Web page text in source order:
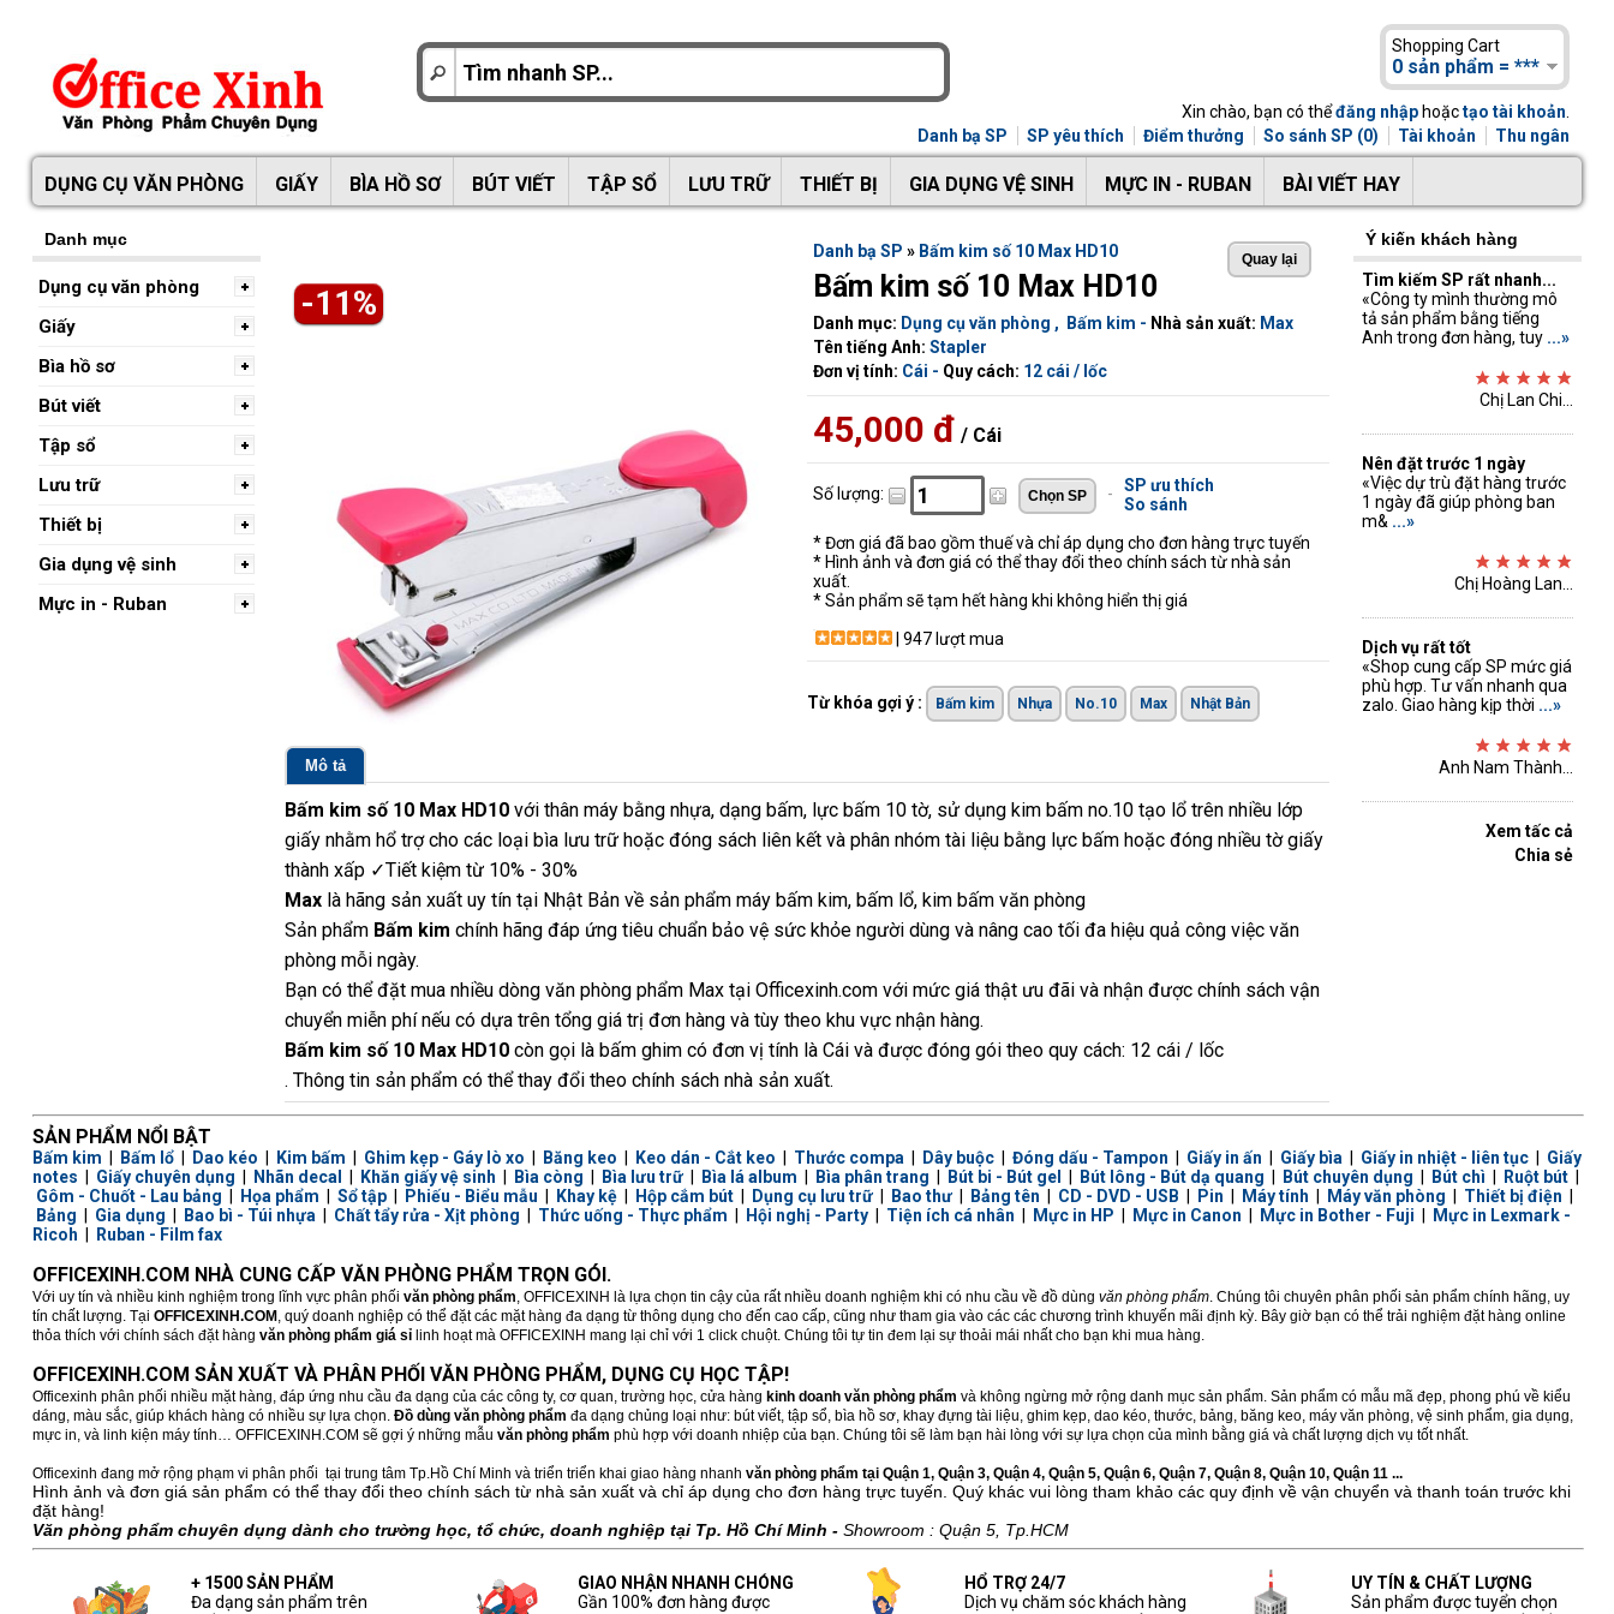
Shopping Cart
0 sản phẩm = ***
Xin chào, bạn có thểđăng nhập hoặctạo tài khoản
Danh bạ SP
SP yêu thích Điểm thưởng So sánh SP (0) Tài khoản Thu ngân
DỤNG CỤ VĂN PHÒNG GIẤY BÌA HỒ SƠ BÚT VIẾT TẬP SỔ LƯU TRỮ THIẾT BỊ GIA DỤNG VỆ SINH MỰC IN - RUBAN BÀI VIẾT HAY
Danh mục
Dụng cụ văn phòng
Giấy
Bìa hồ sơ
Bút viết
Tập sổ
Lưu trữ
Thiết bị
Gia dụng vệ sinh
Mực in - Ruban
Ý kiến khách hàng
Tìm kiếm SP rất nhanh...
«Công ty mình thường mô
tả sản phẩm bằng tiếng
Anh trong đơn hàng, tuy ...»
Chị Lan Chi...
Nên đặt trước 1 ngày
«Việc dự trù đặt hàng trước
1 ngày đã giúp phòng ban
m& ...»
Chị Hoàng Lan...
Dịch vụ rất tốt
«Shop cung cấp SP mức giá
phù hợp. Tư vấn nhanh qua
zalo. Giao hàng kịp thời ...»
Anh Nam Thành...
Xem tấc cả
Chia sẻ
-11%
Danh bạ SP » Bấm kim số 10 Max HD10
Bấm kim số 10 Max HD10
Danh mục: Dụng cụ văn phòng , Bấm kim - Nhà sản xuất: Max
Tên tiếng Anh: Stapler
Đơn vị tính: Cái - Quy cách: 12 cái / lốc
45,000 đ / Cái
Số lượng: - SP ưu thích
So sánh
* Đơn giá đã bao gồm thuế và chỉ áp dụng cho đơn hàng trực tuyến
* Hình ảnh và đơn giá có thể thay đổi theo chính sách từ nhà sản
xuất.
* Sản phẩm sẽ tạm hết hàng khi không hiển thị giá
| 947 lượt mua
Từ khóa gợi ý : Bấm kim Nhựa No.10 Max Nhật Bản
Mô tả
Bấm kim số 10 Max HD10với thân máy bằng nhựa, dạng bấm, lực bấm 10 tờ, sử dụng kim bấm no.10 tạo lổ trên nhiều lớp
giấy nhằm hổ trợ cho các loại bìa lưu trữ hoặc đóng sách liên kết và phân nhóm tài liệu bằng lực bấm hoặc đóng nhiều tờ giấy
thành xấp ✓Tiết kiệm từ 10% - 30%
Maxlà hãng sản xuất uy tín tại Nhật Bản về sản phẩm máy bấm kim, bấm lổ, kim bấm văn phòng
Sản phẩm Bấm kim chính hãng đáp ứng tiêu chuẩn bảo vệ sức khỏe người dùng và nâng cao tối đa hiệu quả công việc văn
phòng mỗi ngày.
Bạn có thể đặt mua nhiều dòng văn phòng phẩm Max tại Officexinh.com với mức giá thật ưu đãi và nhận được chính sách vận
chuyển miễn phí nếu có dựa trên tổng giá trị đơn hàng và tùy theo khu vực nhận hàng.
Bấm kim số 10 Max HD10còn gọi là bấm ghim có đơn vị tính là Cái và được đóng gói theo quy cách: 12 cái / lốc
. Thông tin sản phẩm có thể thay đổi theo chính sách nhà sản xuất.
SẢN PHẨM NỔI BẬT
Bấm kim Bấm lổ| Dao kéo Kim bấm Ghim kẹp - Gáy lò xo Băng keo Keo dán - Cắt keo Thước compa Dây buộc| Đóng dấu - Tampon Giấy in ấn Giấy bìa Giấy in nhiệt - liên tục| Giấy
notes
Giấy chuyên dụng Nhãn decal Khăn giấy vệ sinh Bìa còng Bìa lưu trữ| Bìa lá album Bìa phân trang Bút bi - Bút gel Bút lông - Bút dạ quang Bút chuyên dụng Bút chì Ruột bút|
Gôm - Chuốt - Lau bảng
Họa phẩm Sổ tập| Phiếu - Biểu mẫu Khay kệ| Hộp cắm bút| Dụng cụ lưu trữ| Bao thư| Bảng tên CD - DVD - USB Pin Máy tính Máy văn phòng Thiết bị điện
Bảng
Gia dụng Bao bì - Túi nhựa Chất tẩy rửa - Xịt phòng Thức uống - Thực phẩm Hội nghị - Party| Tiện ích cá nhân Mực in HP Mực in Canon Mực in Bother - Fuji
Mực in Lexmark -
Ricoh
Ruban - Film fax
OFFICEXINH.COM NHÀ CUNG CẤP VĂN PHÒNG PHẨM TRỌN GÓI.
Với uy tín và nhiều kinh nghiệm trong lĩnh vực phân phối văn phòng phẩm, OFFICEXINH là lựa chọn tin cậy của rất nhiều doanh nghiệm khi có nhu cầu về đồ dùng văn phòng phẩm. Chúng tôi chuyên phân phối sản phẩm chính hãng, uy
tín chất lượng. Tại OFFICEXINH.COM , quý doanh nghiệp có thể đặt các mặt hàng đa dạng từ thông dụng cho đến cao cấp, cũng như tham gia vào các các chương trình khuyến mãi định kỳ. Bây giờ bạn có thể trải nghiệm đặt hàng online
thỏa thích với chính sách đặt hàng văn phòng phẩm giá sỉlinh hoạt mà OFFICEXINH mang lại chỉ với 1 click chuột. Chúng tôi tự tin đem lại sự thoải mái nhất cho bạn khi mua hàng.
OFFICEXINH.COM SẢN XUẤT VÀ PHÂN PHỐI VĂN PHÒNG PHẨM, DỤNG CỤ HỌC TẬP!
Officexinh phân phối nhiều mặt hàng, đáp ứng nhu cầu đa dạng của các công ty, cơ quan, trường học, cửa hàng kinh doanh văn phòng phẩm và không ngừng mở rộng danh mục sản phẩm. Sản phẩm có mẫu mã đẹp, phong phú về kiểu
dáng, màu sắc, giúp khách hàng có nhiều sự lựa chọn. Đồ dùng văn phòng phẩm đa dạng chủng loại như: bút viết, tập sổ, bìa hồ sơ, khay đựng tài liệu, ghim kẹp, dao kéo, thước, bảng, băng keo, máy văn phòng, vệ sinh phẩm, gia dụng,
mực in, và linh kiện máy tính… OFFICEXINH.COM sẽ gợi ý những mẫu văn phòng phẩm phù hợp với doanh nhiệp của bạn. Chúng tôi sẽ làm bạn hài lòng với sự lựa chọn của mình bằng giá và chất lượng dịch vụ tốt nhất.
Officexinh đang mở rộng phạm vi phân phối tại trung tâm Tp.Hồ Chí Minh và triển triển khai giao hàng nhanh văn phòng phẩm tại Quận 1, Quận 3, Quận 4, Quận 5, Quận 6, Quận 7, Quận 8, Quận 10, Quận 11 ...
Hình ảnh và đơn giá sản phẩm có thể thay đổi theo chính sách từ nhà sản xuất và chỉ áp dụng cho đơn hàng trực tuyến. Quý khác vui lòng tham khảo các quy định về vận chuyển và thanh toán trước khi
đặt hàng!
Văn phòng phẩm chuyên dụng dành cho trường học, tổ chức, doanh nghiệp tại Tp. Hồ Chí Minh - Showroom : Quận 5, Tp.HCM
+ 1500 SẢN PHẨM
Đa dạng sản phẩm trên
GIAO NHẬN NHANH CHÓNG
Gần 100% đơn hàng được
HỔ TRỢ 24/7
Dịch vụ chăm sóc khách hàng
UY TÍN & CHẤT LƯỢNG
Sản phẩm được tuyển chọn